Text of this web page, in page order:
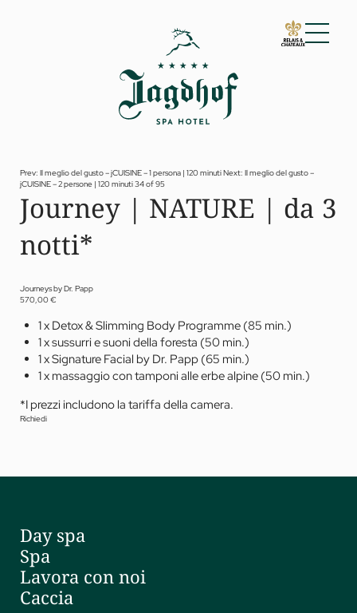
01 Lo Jagdhof
02 Camere e suite
Fitness
Trattamenti
Private Spa Suite
Jagdhof Specials by Dr. A. Papp
Yoga
05 Offerte
06 Attività
07 Eventi
Prev: Il meglio del gusto – jCUISINE – 1 persona | 120 minutiNext: Il meglio del gusto –
jCUISINE – 2 persone | 120 minuti34 of 95
Journey | NATURE | da 3
notti*
Journeys by Dr. Papp
570,00 €
1 x Detox & Slimming Body Programme (85 min.)
1 x sussurri e suoni della foresta (50 min.)
1 x Signature Facial by Dr. Papp (65 min.)
1 x massaggio con tamponi alle erbe alpine (50 min.)
*I prezzi includono la tariffa della camera.
Richiedi
Day spa
Spa
Lavora con noi
Caccia